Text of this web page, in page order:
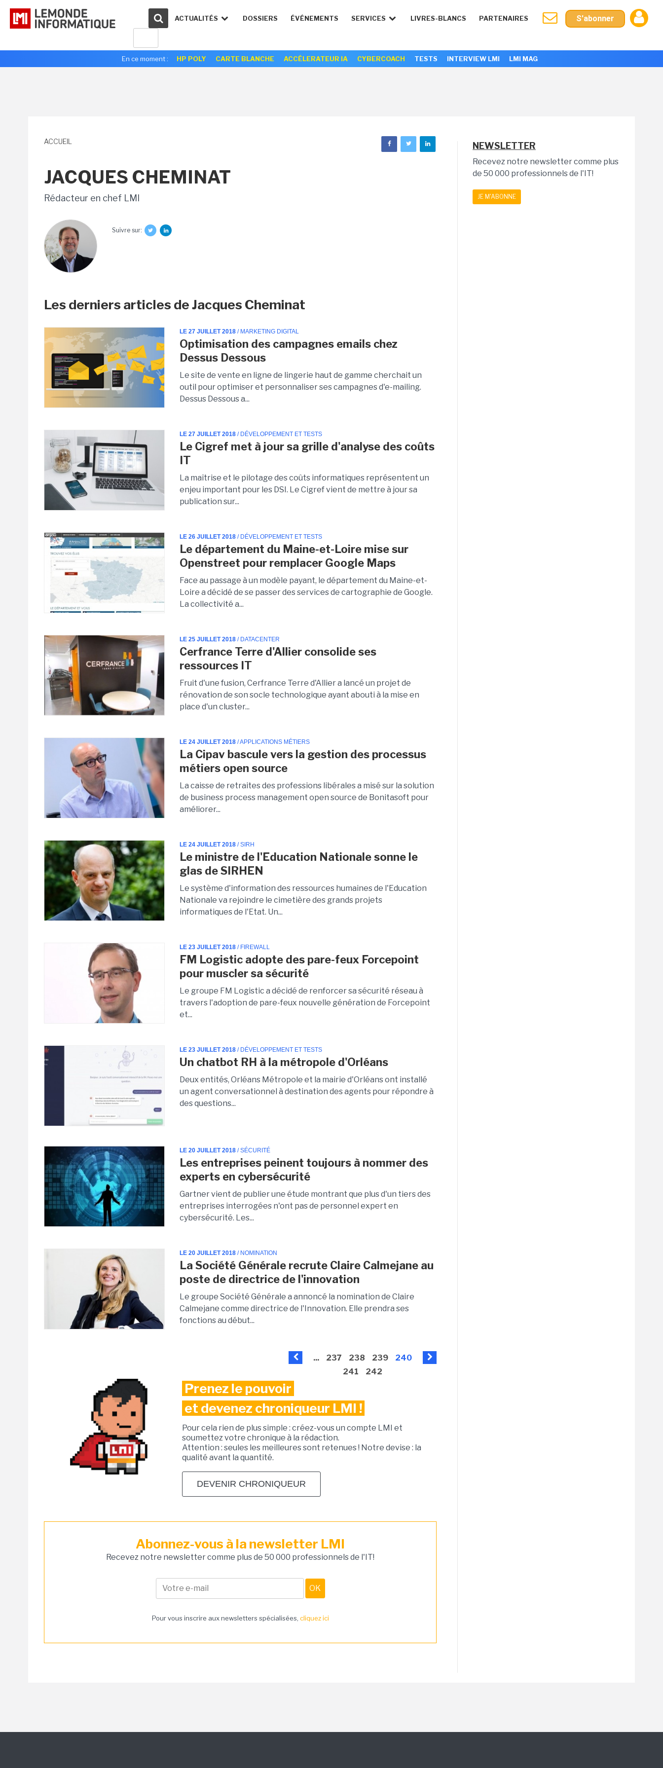
ACTUALITÉS DOSSIERS ÉVÉNEMENTS SERVICES LIVRES-BLANCS PARTENAIRES S'abonner
En ce moment : HP POLY CARTE BLANCHE ACCÉLERATEUR IA CYBERCOACH TESTS INTERVIEW LMI LMI MAG
ACCUEIL
JACQUES CHEMINAT
Rédacteur en chef LMI
Suivre sur:
Les derniers articles de Jacques Cheminat
LE 27 JUILLET 2018 / MARKETING DIGITAL
Optimisation des campagnes emails chez
Dessus Dessous
Le site de vente en ligne de lingerie haut de gamme cherchait un
outil pour optimiser et personnaliser ses campagnes d'e-mailing.
Dessus Dessous a...
LE 27 JUILLET 2018 / DÉVELOPPEMENT ET TESTS
Le Cigref met à jour sa grille d'analyse des coûts
IT
La maîtrise et le pilotage des coûts informatiques représentent un
enjeu important pour les DSI. Le Cigref vient de mettre à jour sa
publication sur...
LE 26 JUILLET 2018 / DÉVELOPPEMENT ET TESTS
Le département du Maine-et-Loire mise sur
Openstreet pour remplacer Google Maps
Face au passage à un modèle payant, le département du Maine-et-
Loire a décidé de se passer des services de cartographie de Google.
La collectivité a...
LE 25 JUILLET 2018 / DATACENTER
Cerfrance Terre d'Allier consolide ses
ressources IT
Fruit d'une fusion, Cerfrance Terre d'Allier a lancé un projet de
rénovation de son socle technologique ayant abouti à la mise en
place d'un cluster...
LE 24 JUILLET 2018 / APPLICATIONS MÉTIERS
La Cipav bascule vers la gestion des processus
métiers open source
La caisse de retraites des professions libérales a misé sur la solution
de business process management open source de Bonitasoft pour
améliorer...
LE 24 JUILLET 2018 / SIRH
Le ministre de l'Education Nationale sonne le
glas de SIRHEN
Le système d'information des ressources humaines de l'Education
Nationale va rejoindre le cimetière des grands projets
informatiques de l'Etat. Un...
LE 23 JUILLET 2018 / FIREWALL
FM Logistic adopte des pare-feux Forcepoint
pour muscler sa sécurité
Le groupe FM Logistic a décidé de renforcer sa sécurité réseau à
travers l'adoption de pare-feux nouvelle génération de Forcepoint
et...
LE 23 JUILLET 2018 / DÉVELOPPEMENT ET TESTS
Un chatbot RH à la métropole d'Orléans
Deux entités, Orléans Métropole et la mairie d'Orléans ont installé
un agent conversationnel à destination des agents pour répondre à
des questions...
LE 20 JUILLET 2018 / SÉCURITÉ
Les entreprises peinent toujours à nommer des
experts en cybersécurité
Gartner vient de publier une étude montrant que plus d'un tiers des
entreprises interrogées n'ont pas de personnel expert en
cybersécurité. Les...
LE 20 JUILLET 2018 / NOMINATION
La Société Générale recrute Claire Calmejane au
poste de directrice de l'innovation
Le groupe Société Générale a annoncé la nomination de Claire
Calmejane comme directrice de l'Innovation. Elle prendra ses
fonctions au début...
... 237 238 239
240
241
242
Prenez le pouvoir
et devenez chroniqueur LMI !
Pour cela rien de plus simple : créez-vous un compte LMI et
soumettez votre chronique à la rédaction.
Attention : seules les meilleures sont retenues ! Notre devise : la
qualité avant la quantité.
DEVENIR CHRONIQUEUR
Abonnez-vous à la newsletter LMI
Recevez notre newsletter comme plus de 50 000 professionnels de l'IT!
Pour vous inscrire aux newsletters spécialisées, cliquez ici
NEWSLETTER
Recevez notre newsletter comme plus
de 50 000 professionnels de l'IT!
JE M'ABONNE